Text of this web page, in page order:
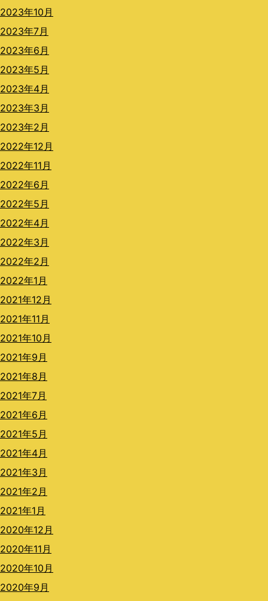
2023年10月
2023年7月
2023年6月
2023年5月
2023年4月
2023年3月
2023年2月
2022年12月
2022年11月
2022年6月
2022年5月
2022年4月
2022年3月
2022年2月
2022年1月
2021年12月
2021年11月
2021年10月
2021年9月
2021年8月
2021年7月
2021年6月
2021年5月
2021年4月
2021年3月
2021年2月
2021年1月
2020年12月
2020年11月
2020年10月
2020年9月